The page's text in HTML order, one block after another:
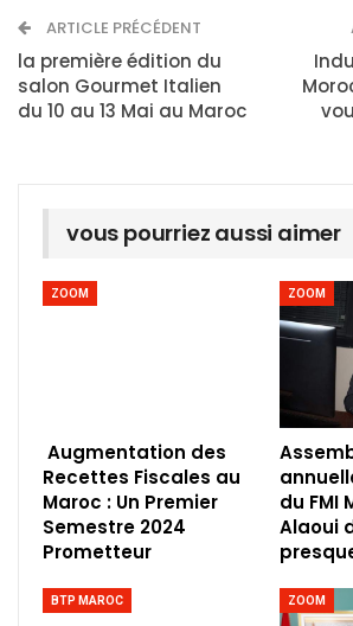
ARTICLE PRÉCÉDENT
la première édition du
salon Gourmet Italien
du 10 au 13 Mai au Maroc
vous pourriez aussi aimer
ZOOM
Augmentation des
Recettes Fiscales au
Maroc : Un Premier
Semestre 2024
Prometteur
ZOOM
du FMI
Alaoui
BTP MAROC ZOOM